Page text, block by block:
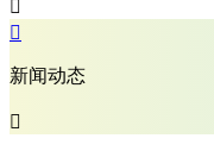


新闻动态
